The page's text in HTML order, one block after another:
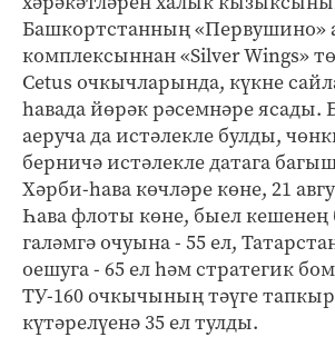
Башкортстанның «Первушино»
комплексыннан «Silver Wings»
Cetus очкычларында, күкне
һавада йөрәк рәсемнәре
аеруча да истәлекле булды,
берничә истәлек­ле датага
Хәрби-һава көчләре көне, 21
Һава флоты көне, быел кешенең
галәмгә очуына - 55 ел,
оешуга - 65 ел һәм стратегик
ТУ-160 очкычының тәүге
күтәрелүенә 35 ел тулды.